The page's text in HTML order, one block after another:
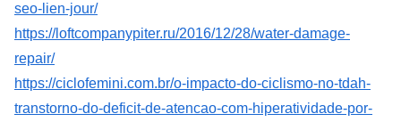
seo-lien-jour/
https://loftcompanypiter.ru/2016/12/28/water-damage-
repair/
https://ciclofemini.com.br/o-impacto-do-ciclismo-no-tdah-
transtorno-do-deficit-de-atencao-com-hiperatividade-por-